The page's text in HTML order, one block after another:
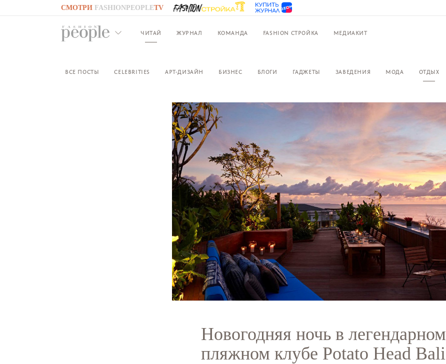
СМОТРИ FASHIONPEOPLETV
GO TO FASHIONPEOPLE
ЧИТАЙ ЖУРНАЛ КОМАНДА FASHION СТРОЙКА МЕДИАКИТ
ВСЕ ПОСТЫ CELEBRITIES АРТ-ДИЗАЙН БИЗНЕС БЛОГИ ГАДЖЕТЫ ЗАВЕДЕНИЯ МОДА ОТДЫХ
Новогодняя ночь в легендарном
пляжном клубе Potato Head Bali